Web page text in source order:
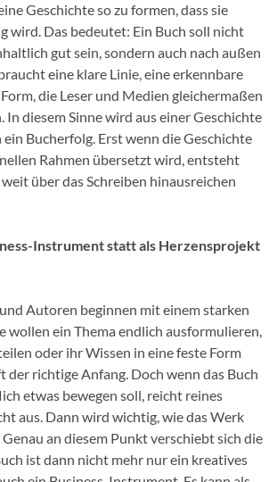
Geschichte so zu formen, dass sie
wird. Das bedeutet: Ein Buch soll nicht
gut sein, sondern auch nach außen
eine klare Linie, eine erkennbare
die Leser und Medien gleichermaßen
In diesem Sinne wird aus einer Geschichte
Bucherfolg. Erst wenn die Geschichte
Rahmen übersetzt wird, entsteht
über das Schreiben hinausreichen
Instrument statt als Herzensprojekt
Autoren beginnen mit einem starken
wollen ein Thema endlich ausformulieren,
oder ihr Wissen in eine feste Form
der richtige Anfang. Doch wenn das Buch
etwas bewegen soll, reicht reines
aus. Dann wird wichtig, wie das Werk
an diesem Punkt verschiebt sich die
ist dann nicht mehr nur ein kreatives